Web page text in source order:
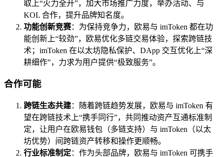
取上“火力全开”，加大市场推广力度，举办活动、与
KOL 合作，提升品牌知名度。
功能创新竞赛：为保持竞争力，欧易与 imToken 都在功
能创新上“较劲”，欧易优化多链交易体验，探索跨链技
术；imToken 在以太坊隐私保护、DApp 交互优化上“深
耕细作”，力求为用户提供“极致服务”。
合作可能
跨链生态共建：随着跨链趋势发展，欧易与 imToken 有
望在跨链技术上“携手同行”，共同推动资产互通标准制
定，让用户在欧易钱包（多链支持）与 imToken（以太
坊优势）间跨链资产转移和操作更顺畅。
行业标准制定：作为头部品牌，欧易与 imToken 可携手